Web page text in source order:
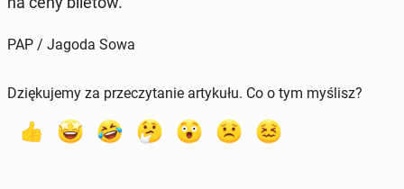
PAP / Jagoda Sowa
Dziękujemy za przeczytanie artykułu. Co o tym myślisz?